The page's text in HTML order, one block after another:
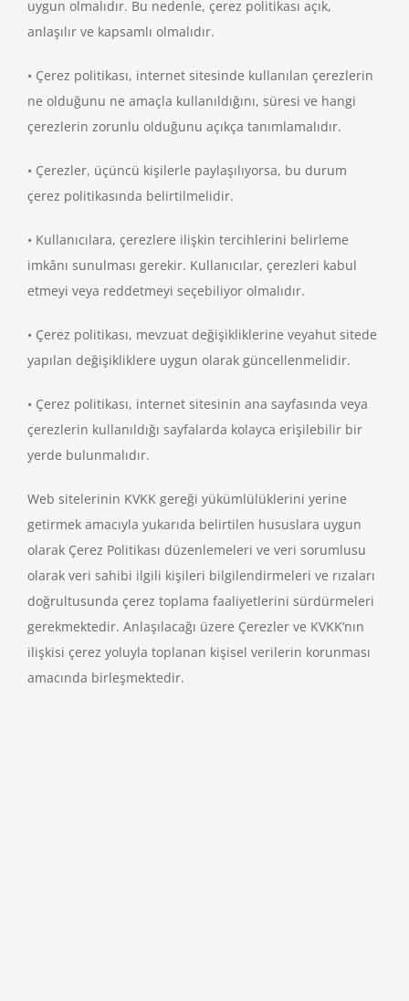
uygun olmalıdır. Bu nedenle, çerez politikası açık,
anlaşılır ve kapsamlı olmalıdır.
• Çerez politikası, internet sitesinde kullanılan çerezlerin
ne olduğunu ne amaçla kullanıldığını, süresi ve hangi
çerezlerin zorunlu olduğunu açıkça tanımlamalıdır.
• Çerezler, üçüncü kişilerle paylaşılıyorsa, bu durum
çerez politikasında belirtilmelidir.
• Kullanıcılara, çerezlere ilişkin tercihlerini belirleme
imkânı sunulması gerekir. Kullanıcılar, çerezleri kabul
etmeyi veya reddetmeyi seçebiliyor olmalıdır.
• Çerez politikası, mevzuat değişikliklerine veyahut sitede
yapılan değişikliklere uygun olarak güncellenmelidir.
• Çerez politikası, internet sitesinin ana sayfasında veya
çerezlerin kullanıldığı sayfalarda kolayca erişilebilir bir
yerde bulunmalıdır.
Web sitelerinin KVKK gereği yükümlülüklerini yerine
getirmek amacıyla yukarıda belirtilen hususlara uygun
olarak Çerez Politikası düzenlemeleri ve veri sorumlusu
olarak veri sahibi ilgili kişileri bilgilendirmeleri ve rızaları
doğrultusunda çerez toplama faaliyetlerini sürdürmeleri
gerekmektedir. Anlaşılacağı üzere Çerezler ve KVKK’nın
ilişkisi çerez yoluyla toplanan kişisel verilerin korunması
amacında birleşmektedir.